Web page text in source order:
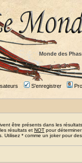
Monde des
S'enregistrer
être présents dans les
résultats et NOT pour
Utilisez * comme un joker pour des